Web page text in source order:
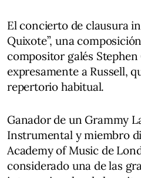
El concierto de clausura
Quixote”, una
compositor galés Stephen
expresamente a Russell,
repertorio habitual.
Ganador de un Grammy
Instrumental y miembro
Academy of Music de
considerado una de las